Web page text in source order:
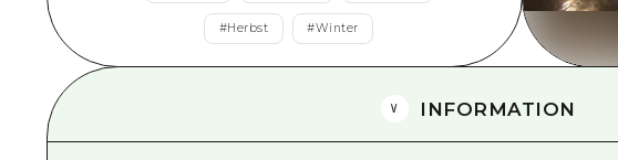
#Herbst #Winter
INFORMATION